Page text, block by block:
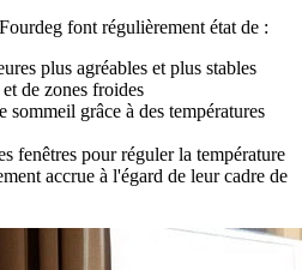
font régulièrement état de :
plus agréables et plus stables
de zones froides
sommeil grâce à des températures
fenêtres pour réguler la température
accrue à l'égard de leur cadre de